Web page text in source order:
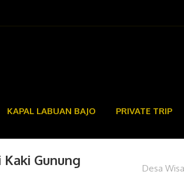
KAPAL LABUAN BAJO PRIVATE TRIP
Gunung
Desa